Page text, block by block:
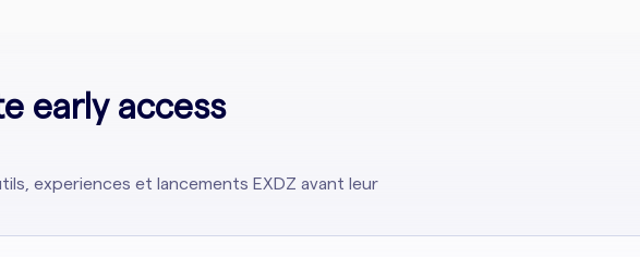
early access
experiences et lancements EXDZ avant leur